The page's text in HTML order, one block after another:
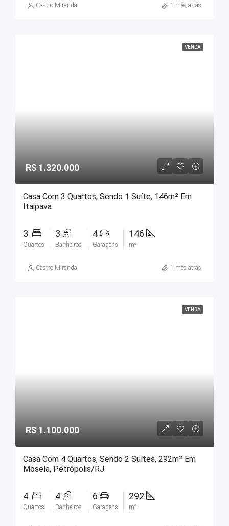
Castro Miranda 1 mês atrás
VENDA
R$ 1.320.000
Casa Com 3 Quartos, Sendo 1 Suíte, 146m² Em
Itaipava
3
Quartos
3
Banheiros
4
Garagens
146
m²
Castro Miranda 1 mês atrás
VENDA
R$ 1.100.000
Casa Com 4 Quartos, Sendo 2 Suítes, 292m² Em
Mosela, Petrópolis/RJ
4
Quartos
4
Banheiros
6
Garagens
292
m²